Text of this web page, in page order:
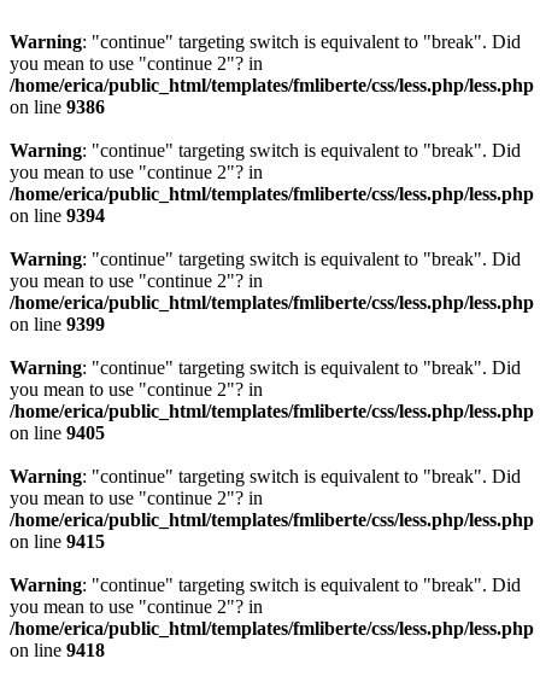
Warning: "continue" targeting switch is equivalent to "break". Did
you mean to use "continue 2"? in
/home/erica/public_html/templates/fmliberte/css/less.php/less.php
on line 9386
Warning: "continue" targeting switch is equivalent to "break". Did
you mean to use "continue 2"? in
/home/erica/public_html/templates/fmliberte/css/less.php/less.php
on line 9394
Warning: "continue" targeting switch is equivalent to "break". Did
you mean to use "continue 2"? in
/home/erica/public_html/templates/fmliberte/css/less.php/less.php
on line 9399
Warning: "continue" targeting switch is equivalent to "break". Did
you mean to use "continue 2"? in
/home/erica/public_html/templates/fmliberte/css/less.php/less.php
on line 9405
Warning: "continue" targeting switch is equivalent to "break". Did
you mean to use "continue 2"? in
/home/erica/public_html/templates/fmliberte/css/less.php/less.php
on line 9415
Warning: "continue" targeting switch is equivalent to "break". Did
you mean to use "continue 2"? in
/home/erica/public_html/templates/fmliberte/css/less.php/less.php
on line 9418